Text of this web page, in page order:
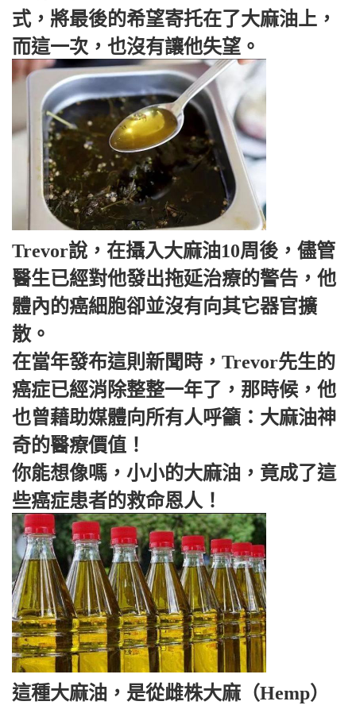
式，將最後的希望寄托在了大麻油上，
而這一次，也沒有讓他失望。
Trevor說，在攝入大麻油10周後，儘管
醫生已經對他發出拖延治療的警告，他
體內的癌細胞卻並沒有向其它器官擴
散。
在當年發布這則新聞時，Trevor先生的
癌症已經消除整整一年了，那時候，他
也曾藉助媒體向所有人呼籲：大麻油神
奇的醫療價值！
你能想像嗎，小小的大麻油，竟成了這
些癌症患者的救命恩人！
這種大麻油，是從雌株大麻（Hemp）